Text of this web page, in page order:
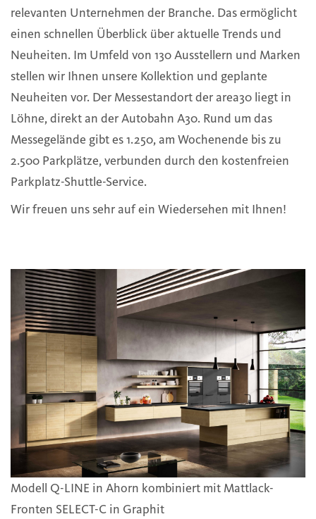
relevanten Unternehmen der Branche. Das ermöglicht
einen schnellen Überblick über aktuelle Trends und
Neuheiten. Im Umfeld von 130 Ausstellern und Marken
stellen wir Ihnen unsere Kollektion und geplante
Neuheiten vor. Der Messestandort der area30 liegt in
Löhne, direkt an der Autobahn A30. Rund um das
Messegelände gibt es 1.250, am Wochenende bis zu
2.500 Parkplätze, verbunden durch den kostenfreien
Parkplatz-Shuttle-Service.
Wir freuen uns sehr auf ein Wiedersehen mit Ihnen!
Modell Q-LINE in Ahorn kombiniert mit Mattlack-
Fronten SELECT-C in Graphit